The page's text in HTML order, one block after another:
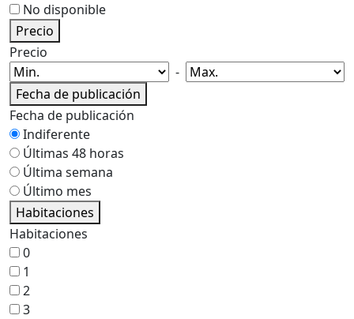
No disponible
Precio
Precio
-
Fecha de publicación
Fecha de publicación
Indiferente
Últimas 48 horas
Última semana
Último mes
Habitaciones
Habitaciones
0
1
2
3